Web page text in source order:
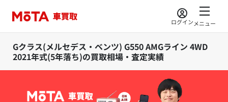
ログインメニュー
Gクラス(メルセデス・ベンツ) G550 AMGライン 4WD
2021年式(5年落ち)の買取相場・査定実績